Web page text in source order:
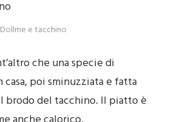
Dollme e tacchino
che una specie di
poi sminuzziata e fatta
brodo del tacchino. Il piatto è